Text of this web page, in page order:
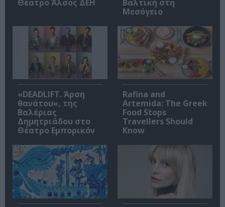
Θέατρο Άλσος ΔΕΗ
Βαλτική στη
Μεσόγειο
«DEADLIFT. Άρση
θανάτου», της
Βαλέριας
Δημητριάδου στο
Θέατρο Εμπορικόν
Rafina and
Artemida: The Greek
Food Stops
Travellers Should
Know